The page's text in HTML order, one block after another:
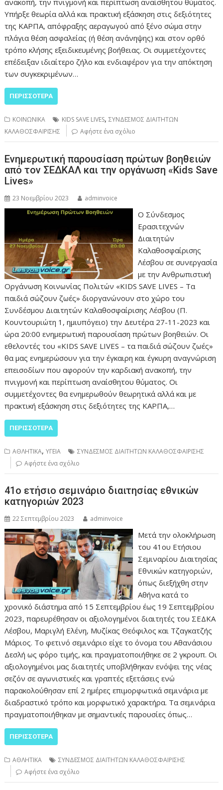
ανακοπή, την πνιγμονή και περίπτωση αναίσθητου θύματος.
Υπήρξε θεωρία αλλά και πρακτική εξάσκηση στις δεξιότητες
της ΚΑΡΠΑ, απόφραξης αεραγωγού από ξένο σώμα στην
πλάγια θέση ασφαλείας (ή θέση ανάνηψης) και στον ορθό
τρόπο κλήσης εξειδικευμένης βοήθειας. Οι συμμετέχοντες
επέδειξαν ιδιαίτερο ζήλο και ενδιαφέρον για την απόκτηση
των συγκεκριμένων…
ΠΕΡΙΣΣΌΤΕΡΑ
ΚΟΙΝΩΝΙΚΑ KIDS SAVE LIVES,ΣΥΝΔΕΣΜΟΣ ΔΙΑΙΤΗΤΩΝ
ΚΑΛΑΘΟΣΦΑΙΡΙΣΗΣ
Αφήστε ένα σχόλιο
Ενημερωτική παρουσίαση πρώτων βοηθειών
από τον ΣΕΔΚΑΛ και την οργάνωση «Kids Save
Lives»
23 Νοεμβρίου 2023 adminvoice
Ο Σύνδεσμος
Ερασιτεχνών
Διαιτητών
Καλαθοσφαίρισης
Λέσβου σε συνεργασία
με την Ανθρωπιστική
Οργάνωση Κοινωνίας Πολιτών «KIDS SAVE LIVES – Τα
παιδιά σώζουν ζωές» διοργανώνουν στο χώρο του
Συνδέσμου Διαιτητών Καλαθοσφαίρισης Λέσβου (Π.
Κουντουριώτη 1, ημιυπόγειο) την Δευτέρα 27-11-2023 και
ώρα 20:00 ενημερωτική παρουσίαση πρώτων βοηθειών. Οι
εθελοντές του «KIDS SAVE LIVES – τα παιδιά σώζουν ζωές»
θα μας ενημερώσουν για την έγκαιρη και έγκυρη αναγνώριση
επεισοδίων που αφορούν την καρδιακή ανακοπή, την
πνιγμονή και περίπτωση αναίσθητου θύματος. Οι
συμμετέχοντες θα ενημερωθούν θεωρητικά αλλά και με
πρακτική εξάσκηση στις δεξιότητες της ΚΑΡΠΑ,…
ΠΕΡΙΣΣΌΤΕΡΑ
ΑΘΛΗΤΙΚΑ,ΥΓΕΙΑ
ΣΥΝΔΕΣΜΟΣ ΔΙΑΙΤΗΤΩΝ ΚΑΛΑΘΟΣΦΑΙΡΙΣΗΣ
Αφήστε ένα σχόλιο
41ο ετήσιο σεμινάριο διαιτησίας εθνικών
κατηγοριών 2023
22 Σεπτεμβρίου 2023 adminvoice
Μετά την ολοκλήρωση
του 41ου Ετήσιου
Σεμιναρίου Διαιτησίας
Εθνικών κατηγοριών,
όπως διεξήχθη στην
Αθήνα κατά το
χρονικό διάστημα από 15 Σεπτεμβρίου έως 19 Σεπτεμβρίου
2023, παρευρέθησαν οι αξιολογημένοι διαιτητές του ΣΕΔΚΑ
Λέσβου, Μαριγλή Ελένη, Μυζίκας Θεόφιλος και Τζαγκατζής
Μάριος. Το φετινό σεμινάριο είχε το όνομα του Αθανάσιου
Δεσλή ως φόρο τιμής, και πραγματοποιήθηκε σε 2 γκρουπ. Οι
αξιολογημένοι μας διαιτητές υποβλήθηκαν ενόψει της νέας
σεζόν σε αγωνιστικές και γραπτές εξετάσεις ενώ
παρακολούθησαν επί 2 ημέρες επιμορφωτικά σεμινάρια με
διαδραστικό τρόπο και μορφωτικό χαρακτήρα. Τα σεμινάρια
πραγματοποιήθηκαν με σημαντικές παρουσίες όπως…
ΠΕΡΙΣΣΌΤΕΡΑ
ΑΘΛΗΤΙΚΑ
ΣΥΝΔΕΣΜΟΣ ΔΙΑΙΤΗΤΩΝ ΚΑΛΑΘΟΣΦΑΙΡΙΣΗΣ
Αφήστε ένα σχόλιο